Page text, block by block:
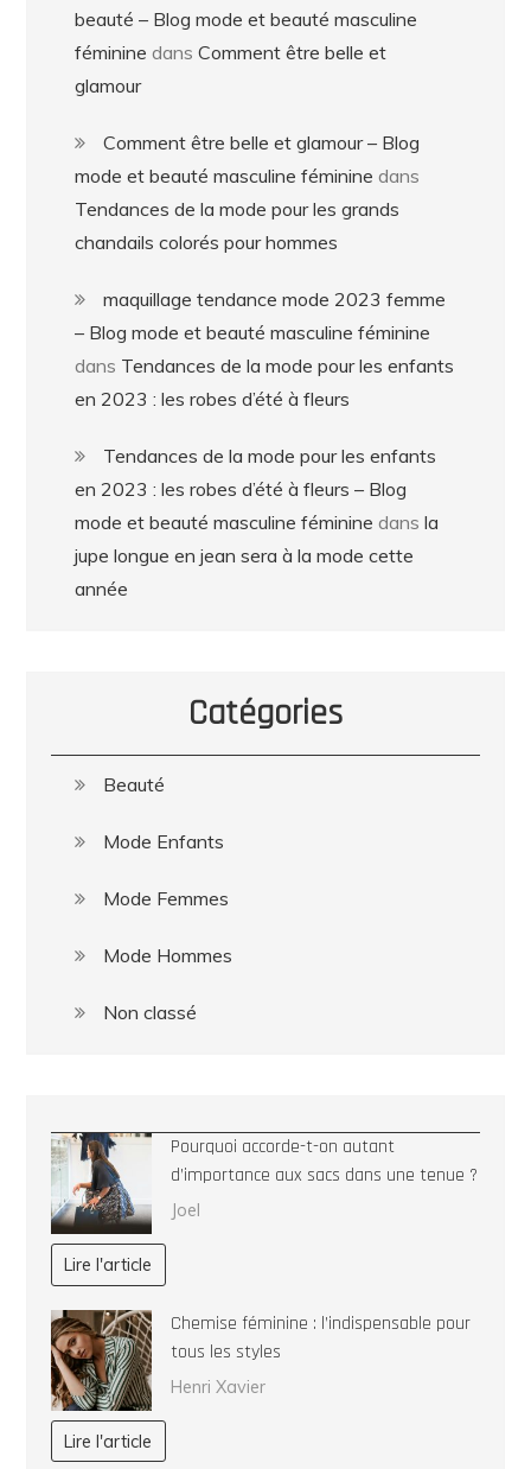
beauté – Blog mode et beauté masculine
féminine dansComment être belle et
glamour
Comment être belle et glamour – Blog
mode et beauté masculine féminine dans
Tendances de la mode pour les grands
chandails colorés pour hommes
maquillage tendance mode 2023 femme
– Blog mode et beauté masculine féminine
dans Tendances de la mode pour les enfants
en 2023 : les robes d’été à fleurs
Tendances de la mode pour les enfants
en 2023 : les robes d’été à fleurs – Blog
mode et beauté masculine féminine dansla
jupe longue en jean sera à la mode cette
année
Catégories
Beauté
Mode Enfants
Mode Femmes
Mode Hommes
Non classé
Pourquoi accorde-t-on autant
d’importance aux sacs dans une tenue ?
Joel
Lire l'article
Chemise féminine : l’indispensable pour
tous les styles
Henri Xavier
Lire l'article